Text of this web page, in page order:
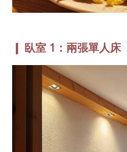
❙ 臥室 1：兩張單人床